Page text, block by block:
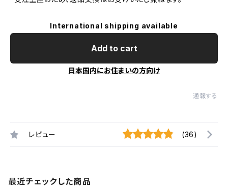
International shipping available
Add to cart
日本国内にお住まいの方向け
通報する
レビュー (36)
最近チェックした商品